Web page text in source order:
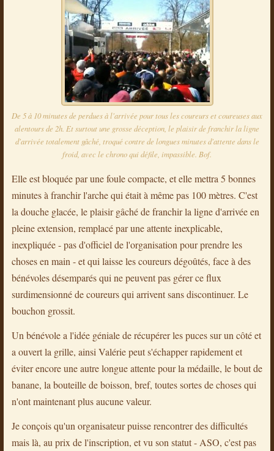
De 5 à 10 minutes de perdues à l'arrivée pour tous les coureurs et coureuses aux
alentours de 2h. Et surtout une grosse déception, le plaisir de franchir la ligne
d'arrivée totalement gâché, troqué contre de longues minutes d'attente dans le
froid, avec le chrono qui défile, impassible. Bof.
Elle est bloquée par une foule compacte, et elle mettra 5 bonnes
minutes à franchir l'arche qui était à même pas 100 mètres. C'est
la douche glacée, le plaisir gâché de franchir la ligne d'arrivée en
pleine extension, remplacé par une attente inexplicable,
inexpliquée - pas d'officiel de l'organisation pour prendre les
choses en main - et qui laisse les coureurs dégoûtés, face à des
bénévoles désemparés qui ne peuvent pas gérer ce flux
surdimensionné de coureurs qui arrivent sans discontinuer. Le
bouchon grossit.
Un bénévole a l'idée géniale de récupérer les puces sur un côté et
a ouvert la grille, ainsi Valérie peut s'échapper rapidement et
éviter encore une autre longue attente pour la médaille, le bout de
banane, la bouteille de boisson, bref, toutes sortes de choses qui
n'ont maintenant plus aucune valeur.
Je conçois qu'un organisateur puisse rencontrer des difficultés
mais là, au prix de l'inscription, et vu son statut - ASO, c'est pas